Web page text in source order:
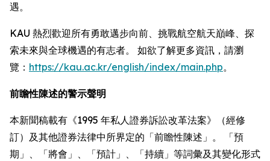
遇。
KAU 熱烈歡迎所有勇敢邁步向前、挑戰航空航天巔峰、探
索未來與全球機遇的有志者。 如欲了解更多資訊，請瀏
覽： https://kau.ac.kr/english/index/main.php。
前瞻性陳述的警示聲明
本新聞稿載有《1995 年私人證券訴訟改革法案》（經修
訂）及其他證券法律中所界定的「前瞻性陳述」。 「預
期」、「將會」、「預計」、「持續」等詞彙及其變化形式